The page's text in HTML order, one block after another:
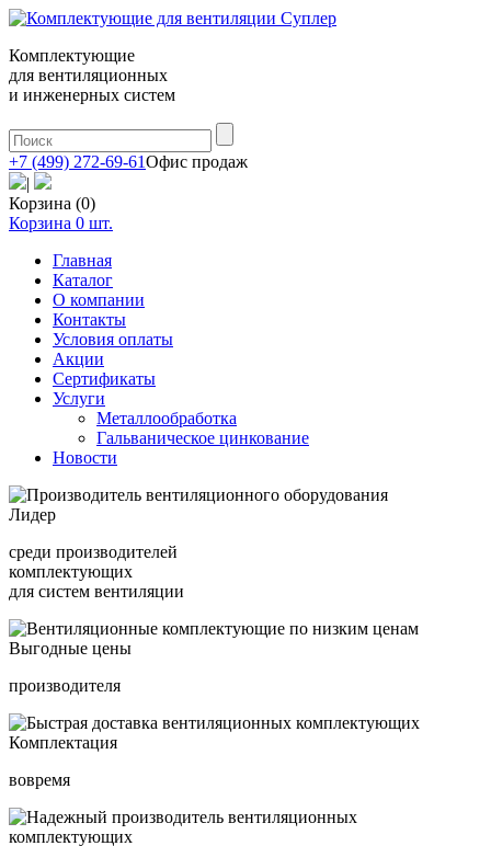
Комплектующие
для вентиляционных
и инженерных систем
+7 (499) 272-69-61Офис продаж
|
Корзина (0)
Корзина 0 шт.
Главная
Каталог
О компании
Контакты
Условия оплаты
Акции
Сертификаты
Услуги
Металлообработка
Гальваническое цинкование
Новости
Лидер
среди производителей
комплектующих
для систем вентиляции
Выгодные цены
производителя
Комплектация
вовремя